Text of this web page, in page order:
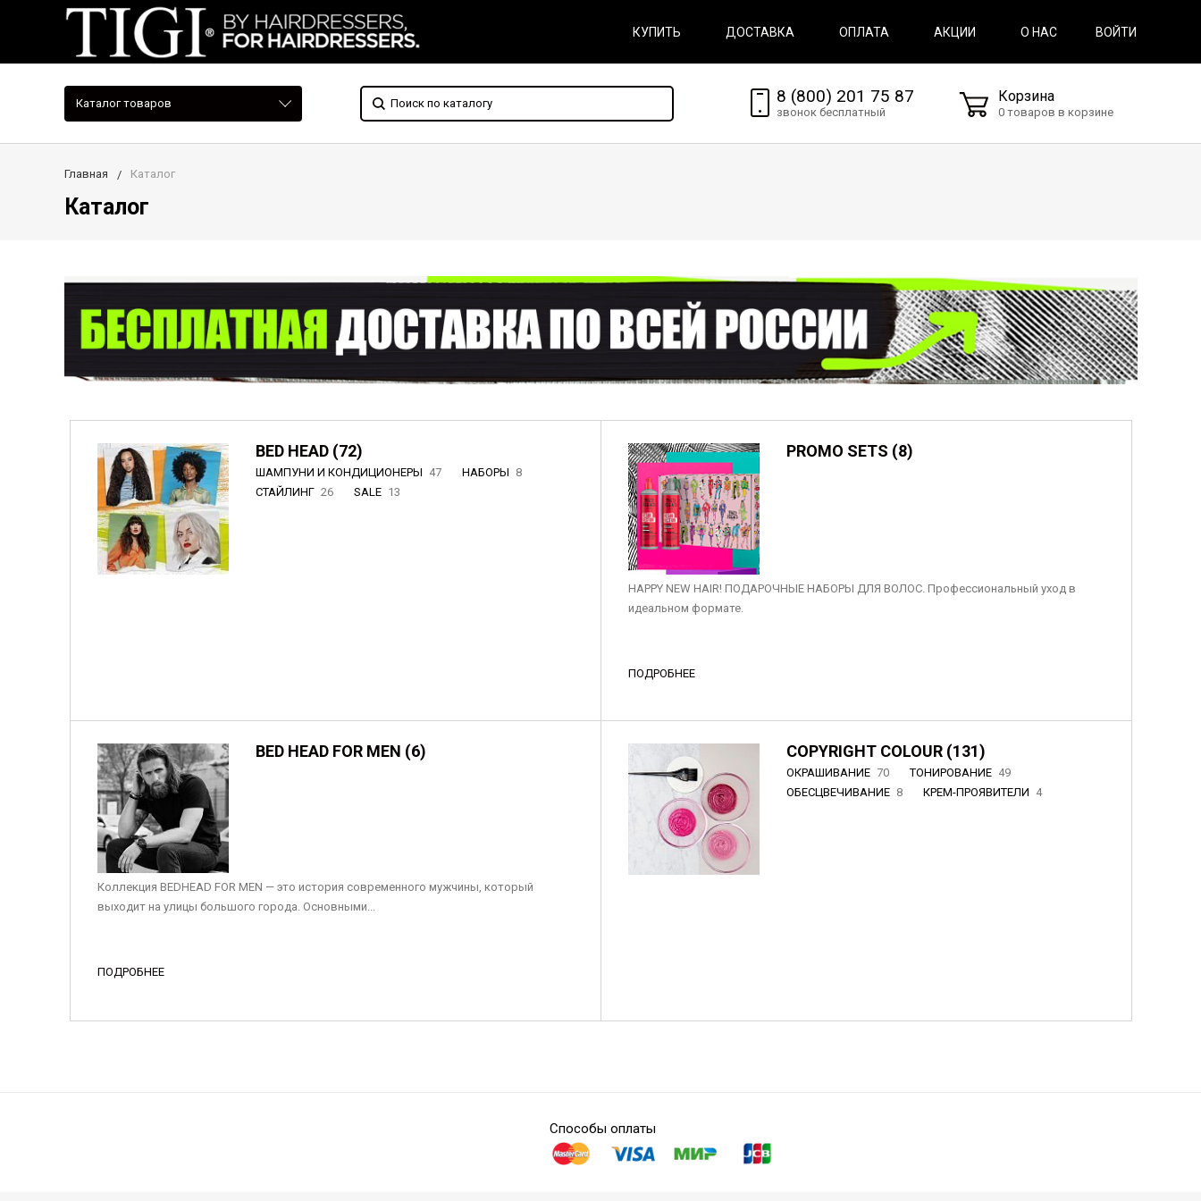
КУПИТЬ ДОСТАВКА ОПЛАТА АКЦИИ О НАС ВОЙТИ
Каталог товаров 8 (800) 201 75 87
звонок бесплатный
Корзина
0 товаров в корзине
Главная Каталог
Каталог
BED HEAD (72)
ШАМПУНИ И КОНДИЦИОНЕРЫ 47 НАБОРЫ 8
СТАЙЛИНГ 26 SALE 13
PROMO SETS (8)
HAPPY NEW HAIR! ПОДАРОЧНЫЕ НАБОРЫ ДЛЯ ВОЛОС. Профессиональный уход в
идеальном формате.
ПОДРОБНЕЕ
BED HEAD FOR MEN (6)
Коллекция BEDHEAD FOR MEN — это история современного мужчины, который
выходит на улицы большого города. Основными...
ПОДРОБНЕЕ
COPYRIGHT COLOUR (131)
ОКРАШИВАНИЕ 70 ТОНИРОВАНИЕ 49
ОБЕСЦВЕЧИВАНИЕ 8 КРЕМ-ПРОЯВИТЕЛИ 4
Способы оплаты